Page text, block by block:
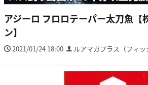
アジーロ フロロテーパー太刀魚【
ン】
2021/01/24 18:00 ルアマガプラス（フィッ